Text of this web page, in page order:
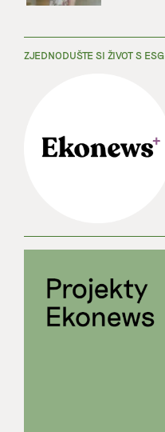
ZJEDNODUŠTE SI ŽIVOT S ESG